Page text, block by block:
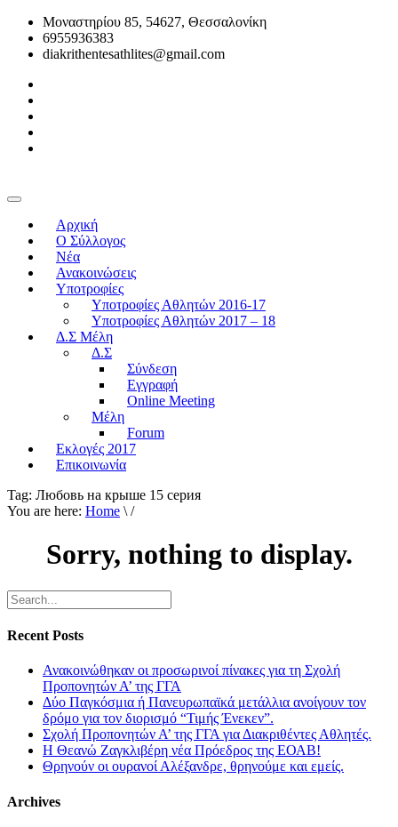
Μοναστηρίου 85, 54627, Θεσσαλονίκη
6955936383
diakrithentesathlites@gmail.com
Αρχική
O Σύλλογος
Νέα
Ανακοινώσεις
Υποτροφίες
Υποτροφίες Αθλητών 2016-17
Υποτροφίες Αθλητών 2017 – 18
Δ.Σ Μέλη
Δ.Σ
Σύνδεση
Εγγραφή
Online Meeting
Μέλη
Forum
Εκλογές 2017
Επικοινωνία
Tag: Любовь на крыше 15 серия
You are here: Home \ /
Sorry, nothing to display.
Recent Posts
Ανακοινώθηκαν οι προσωρινοί πίνακες για τη Σχολή
Προπονητών Α’ της ΓΓΑ
Δύο Παγκόσμια ή Πανευρωπαϊκά μετάλλια ανοίγουν τον
δρόμο για τον διορισμό “Τιμής Ένεκεν”.
Σχολή Προπονητών Α’ της ΓΓΑ για Διακριθέντες Αθλητές.
Η Θεανώ Ζαγκλιβέρη νέα Πρόεδρος της ΕΟΑΒ!
Θρηνούν οι ουρανοί Αλέξανδρε, θρηνούμε και εμείς.
Archives